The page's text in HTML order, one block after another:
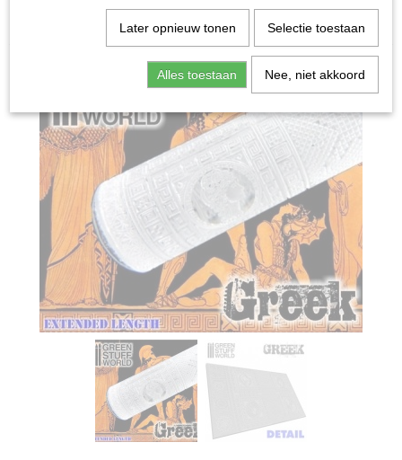
Miniature Gaming>Greek Rollin Pin
Later opnieuw tonen Selectie toestaan
Alles toestaan Nee, niet akkoord